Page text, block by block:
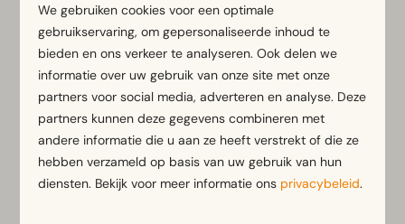
gebied is daarnaast populair bij fietsers en
wandelaars. Er zijn verschillende routes
uitgestippeld waarmee je de natuur, het water en de
omgeving op je eigen tempo kunt verkennen.
Een ideale plek voor iedereen die houdt van water,
We gebruiken cookies voor een optimale
gebruikservaring, om gepersonaliseerde inhoud te
bieden en ons verkeer te analyseren. Ook delen we
informatie over uw gebruik van onze site met onze
partners voor social media, adverteren en analyse. Deze
partners kunnen deze gegevens combineren met
andere informatie die u aan ze heeft verstrekt of die ze
hebben verzameld op basis van uw gebruik van hun
diensten. Bekijk voor meer informatie ons privacybeleid.